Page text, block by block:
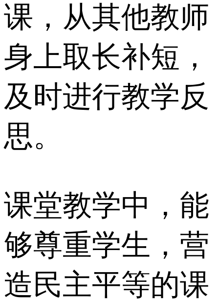
课，从其他教师
身上取长补短，
及时进行教学反
思。
课堂教学中，能
够尊重学生，营
造民主平等的课